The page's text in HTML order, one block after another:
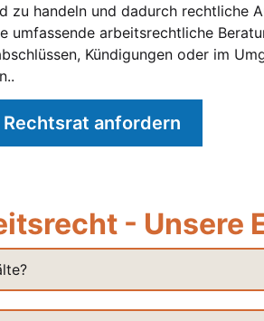
zu handeln und dadurch rechtliche
umfassende arbeitsrechtliche
Kündigungen oder im
anfordern
- Unsere